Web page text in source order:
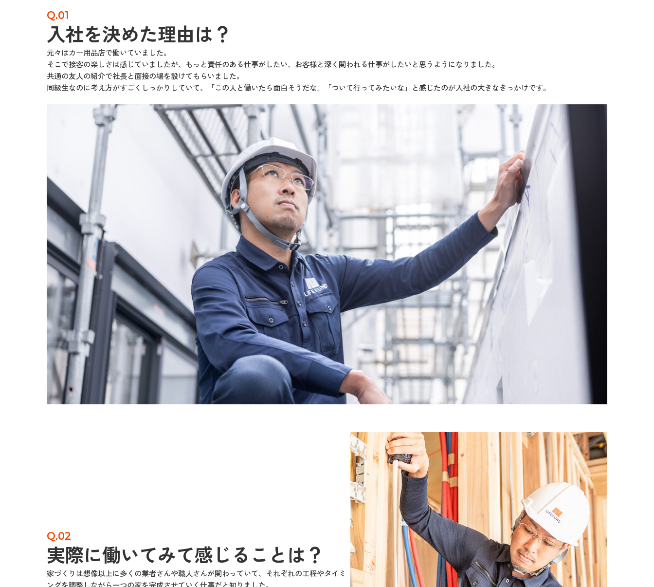
Q.01
入社を決めた理由は？
元々はカー用品店で働いていました。
そこで接客の楽しさは感じていましたが、もっと責任のある仕事がしたい、お客様と深く関われる仕事がしたいと思うようになりました。
共通の友人の紹介で社長と面接の場を設けてもらいました。
同級生なのに考え方がすごくしっかりしていて、「この人と働いたら面白そうだな」「ついて行ってみたいな」と感じたのが入社の大きなきっかけです。
Q.02
実際に働いてみて感じることは？
家づくりは想像以上に多くの業者さんや職人さんが関わっていて、それぞれの工程やタイミ
ングを調整しながら一つの家を完成させていく仕事だと知りました。